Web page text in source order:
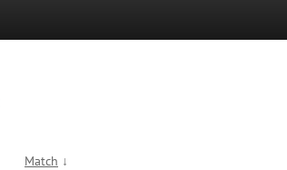
Match ↓